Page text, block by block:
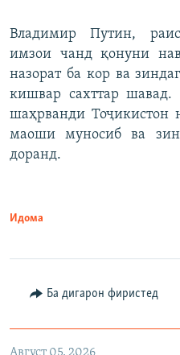
Владимир Путин,
имзои чанд қонуни
назорат ба кор ва
кишвар сахттар шавад.
шаҳрванди Тоҷикистон
маоши муносиб ва
доранд.
Идома
Ба дигарон фиристед